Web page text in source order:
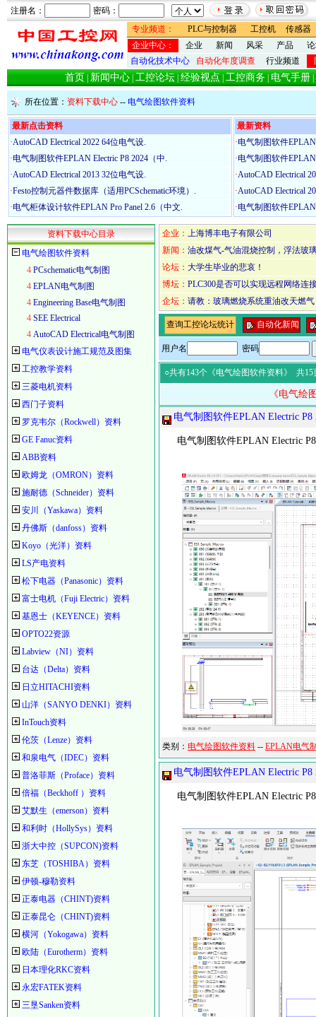
注册名：
密码：
专业频道：
PLC与控制器 工控机
传感器
企业中心：
企业 新闻 风采 产品
自动化技术中心
自动化年度调查 行业频道
首页 新闻中心 工控论坛 经验视点 工控商务 电气手册
所在位置： 资料下载中心 -- 电气绘图软件资料
最新点击资料
·AutoCAD Electrical 2022 64位电气设.
·电气制图软件EPLAN Electric P8 2024（中.
·AutoCAD Electrical 2013 32位电气设.
·Festo控制元器件数据库（适用PCSchematic环境）.
·电气柜体设计软件EPLAN Pro Panel 2.6（中文.
最新资料
·电气制图软件EPLAN
·电气制图软件EPLAN
·AutoCAD Electrical
·AutoCAD Electrical
·电气制图软件
资料下载中心目录
电气绘图软件资料
4 PCschematic电气制图
4 EPLAN电气制图
4 Engineering Base电气制图
4 SEE Electrical
4 AutoCAD Electrical电气制图
电气仪表设计施工规范及图集
工控教学资料
三菱电机资料
西门子资料
罗克韦尔（Rockwell）资料
GE Fanuc资料
ABB资料
欧姆龙（OMRON）资料
施耐德（Schneider）资料
安川（Yaskawa）资料
丹佛斯（danfoss）资料
Koyo（光洋）资料
LS产电资料
松下电器（Panasonic）资料
富士电机（Fuji Electric）资料
基恩士（KEYENCE）资料
OPTO22资源
Labview（NI）资料
台达（Delta）资料
日立HITACHI资料
山洋（SANYO DENKI）资料
InTouch资料
伦茨（Lenze）资料
和泉电气（IDEC）资料
普洛菲斯（Proface）资料
倍福（Beckhoff ）资料
艾默生（emerson）资料
和利时（HollySys）资料
浙大中控（SUPCON)资料
东芝（TOSHIBA）资料
伊顿-穆勒资料
正泰电器（CHINT)资料
正泰昆仑（CHINT)资料
横河（Yokogawa）资料
欧陆（Eurotherm）资料
日本理化RKC资料
永宏FATEK资料
三垦Sanken资料
企业： 上海博丰电子有限公司
新闻： 油改煤气-气油混烧控制，浮法玻
论坛： 大学生毕业的悲哀！
博坛： PLC300是否可以实现远程网络连
企坛： 请教：玻璃燃烧系统重油改天燃
查询工控论坛统计 自动化新闻
用户名 密码
○共有143个《电气绘图软件资料》 共
《电气绘
电气制图软件EPLAN Electric P8
电气制图软件EPLAN Electric
类别： 电气绘图软件资料 -- EPLAN电气
电气制图软件EPLAN Electric P8
电气制图软件EPLAN Electric